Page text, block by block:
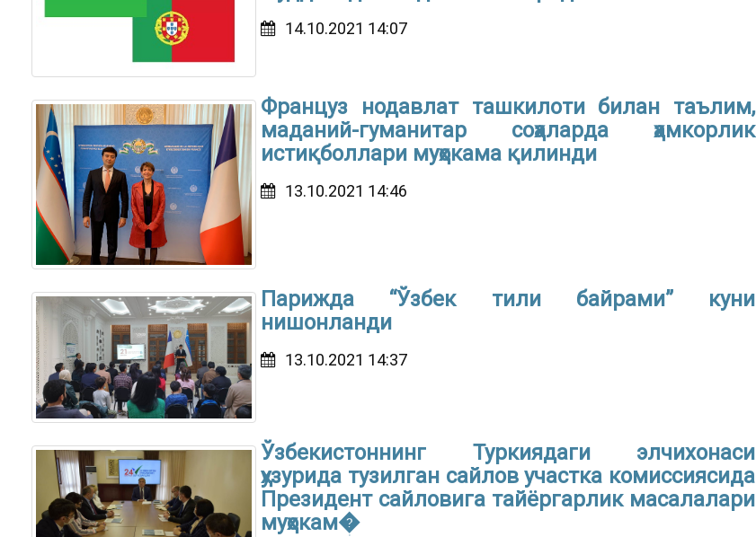
14.10.2021 14:07
Француз нодавлат ташкилоти билан таълим,
маданий-гуманитар соҳаларда ҳамкорлик
истиқболлари муҳокама қилинди
13.10.2021 14:46
Парижда “Ўзбек тили байрами” куни
нишонланди
13.10.2021 14:37
Ўзбекистоннинг Туркиядаги элчихонаси
ҳузурида тузилган сайлов участка комиссиясида
Президент сайловига тайёргарлик масалалари
муҳокам�